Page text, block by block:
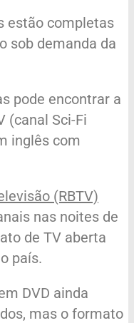
estão completas
sob demanda da
pode encontrar a
(canal Sci-Fi
inglês com
(RBTV)
nas noites de
de TV aberta
país.
DVD ainda
mas o formato